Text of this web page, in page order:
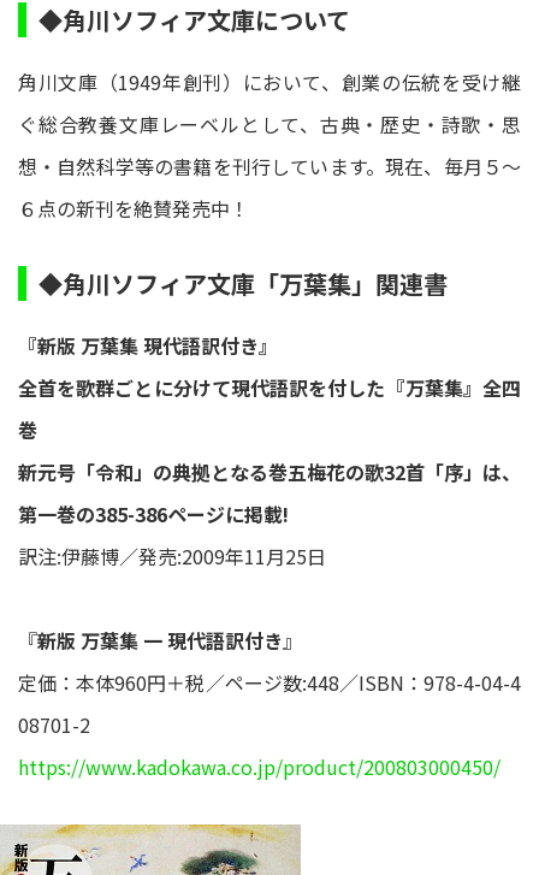
◆角川ソフィア文庫について
角川文庫（1949年創刊）において、創業の伝統を受け継
ぐ総合教養文庫レーベルとして、古典・歴史・詩歌・思
想・自然科学等の書籍を刊行しています。現在、毎月５～
６点の新刊を絶賛発売中！
◆角川ソフィア文庫「万葉集」関連書
『新版 万葉集 現代語訳付き』
全首を歌群ごとに分けて現代語訳を付した『万葉集』全四
巻
新元号「令和」の典拠となる巻五梅花の歌32首「序」は、
第一巻の385-386ページに掲載!
訳注:伊藤博／発売:2009年11月25日
『新版 万葉集 一 現代語訳付き』
定価：本体960円＋税／ページ数:448／ISBN：978-4-04-4
08701-2
https://www.kadokawa.co.jp/product/200803000450/